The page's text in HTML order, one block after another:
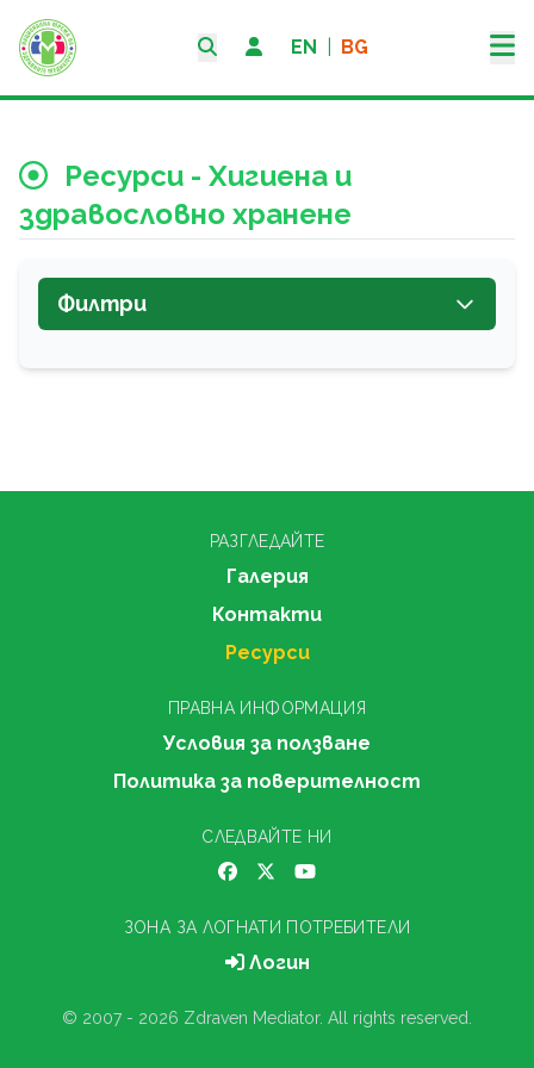
EN BG
Ресурси - Хигиена и
здравословно хранене
Филтри
РАЗГЛЕДАЙТЕ
Галерия
Контакти
Ресурси
ПРАВНА ИНФОРМАЦИЯ
Условия за ползване
Политика за поверителност
СЛЕДВАЙТЕ НИ
ЗОНА ЗА ЛОГНАТИ ПОТРЕБИТЕЛИ
Логин
© 2007 - 2026 Zdraven Mediator. All rights reserved.